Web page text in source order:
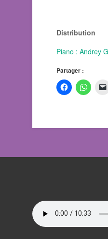
Distribution
Piano : Andrey
Partager :